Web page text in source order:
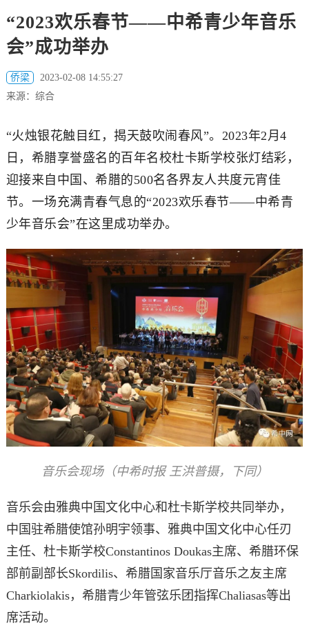
“2023欢乐春节——中希青少年音乐
会”成功举办
侨梁
2023-02-08 14:55:27
来源：综合
“火烛银花触目红，揭天鼓吹闹春风”。2023年2月4
日，希腊享誉盛名的百年名校杜卡斯学校张灯结彩，
迎接来自中国、希腊的500名各界友人共度元宵佳
节。一场充满青春气息的“2023欢乐春节——中希青
少年音乐会”在这里成功举办。
音乐会现场（中希时报 王洪普摄，下同）
音乐会由雅典中国文化中心和杜卡斯学校共同举办，
中国驻希腊使馆孙明宇领事、雅典中国文化中心任刃
主任、杜卡斯学校Constantinos Doukas主席、希腊环保
部前副部长Skordilis、希腊国家音乐厅音乐之友主席
Charkiolakis，希腊青少年管弦乐团指挥Chaliasas等出
席活动。